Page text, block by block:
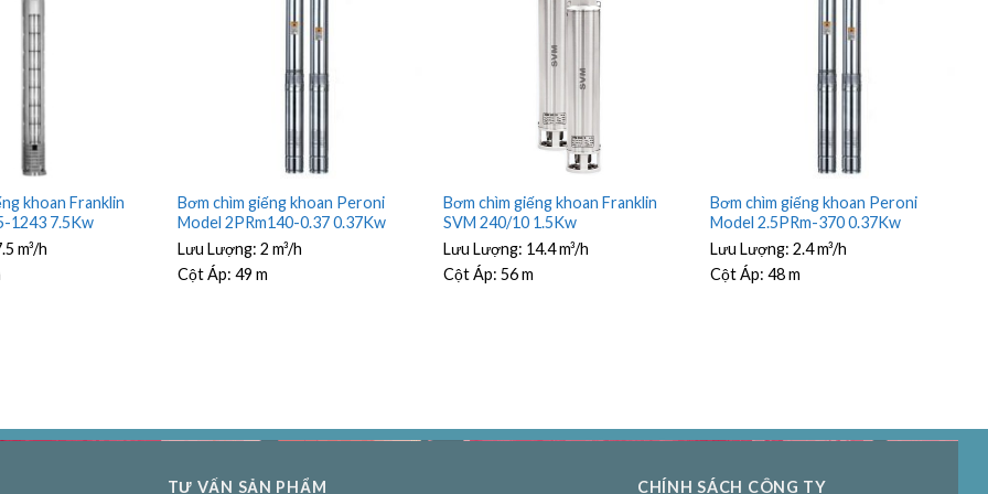
khoan Franklin
1243 7.5Kw
m³/h
Bơm chìm giếng khoan Peroni
Model 2PRm140-0.37 0.37Kw
Lưu Lượng: 2 m³/h
Cột Áp: 49 m
Bơm chìm giếng khoan Franklin
SVM 240/10 1.5Kw
Lưu Lượng: 14.4 m³/h
Cột Áp:56 m
Bơm chìm giếng khoan Peroni
Model 2.5PRm-370 0.37Kw
Lưu Lượng:2.4 m³/h
Cột Áp:48 m
TƯ VẤN SẢN PHẨM CHÍNH SÁCH CÔNG TY